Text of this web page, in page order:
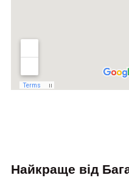
Найкраще від